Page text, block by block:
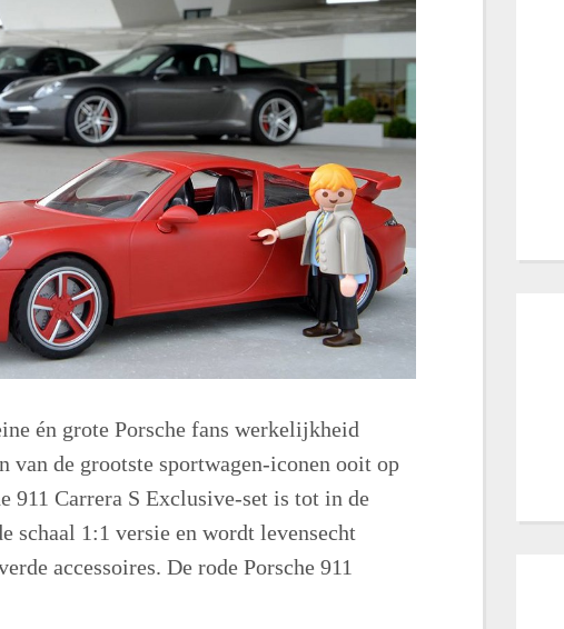
én grote Porsche fans werkelijkheid
van de grootste sportwagen-iconen ooit op
911 Carrera S Exclusive-set is tot in de
schaal 1:1 versie en wordt levensecht
accessoires. De rode Porsche 911